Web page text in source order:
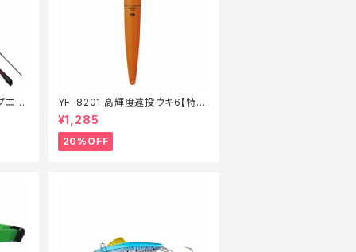
エギ
ッ
YF-8201 高輝度遠投ウキ6【特価
仕掛】【20】
¥1,285
20%OFF